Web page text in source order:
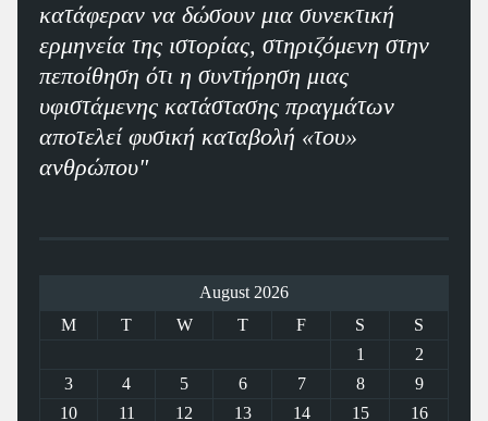
κατάφεραν να δώσουν μια συνεκτική
ερμηνεία της ιστορίας, στηριζόμενη στην
πεποίθηση ότι η συντήρηση μιας
υφιστάμενης κατάστασης πραγμάτων
αποτελεί φυσική καταβολή «του»
ανθρώπου"
August 2026
M
T W T F S
S
1
2
3
4 5 6 7 8
9
10
11 12 13 14 15 16